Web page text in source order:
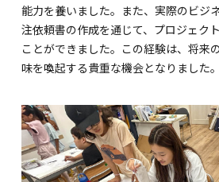
能力を養いました。また、実際のビジ
注依頼書の作成を通じて、プロジェク
ことができました。この経験は、将来
味を喚起する貴重な機会となりました。